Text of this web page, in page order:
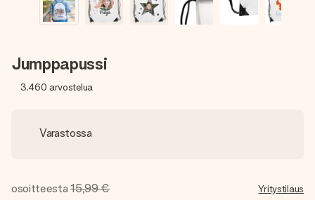
Jumppapussi
3,460 arvostelua
Varastossa
osoitteesta 15,99 € Yritystilaus